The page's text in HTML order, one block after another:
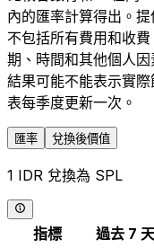
內的匯率計算得出。
不包括所有費用和收
期、時間和其他個人
結果可能不能表示實
表每季度更新一次。
匯率 兌換後價值
1 IDR 兌換為 SPL
指標 過去 7 天